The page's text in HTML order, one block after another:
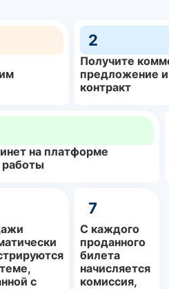
2
Получите
предложение
контракт
на платформе
работы
с
7
С каждого
проданного
билета
начисляется
комиссия,